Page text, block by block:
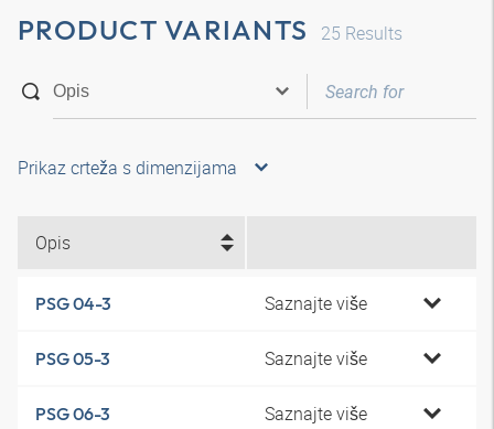
PRODUCT VARIANTS 25 Results
Prikaz crteža s dimenzijama
Opis
PSG 04-3 Saznajte više
PSG 05-3 Saznajte više
PSG 06-3 Saznajte više